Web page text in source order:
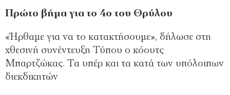
Πρώτο βήμα για το 4ο του Θρύλου
«Ήρθαμε για να το κατακτήσουμε», δήλωσε στη
χθεσινή συνέντευξη Τύπου ο κόουτς
Μπαρτζώκας. Τα υπέρ και τα κατά των υπόλοιπων
διεκδικητών